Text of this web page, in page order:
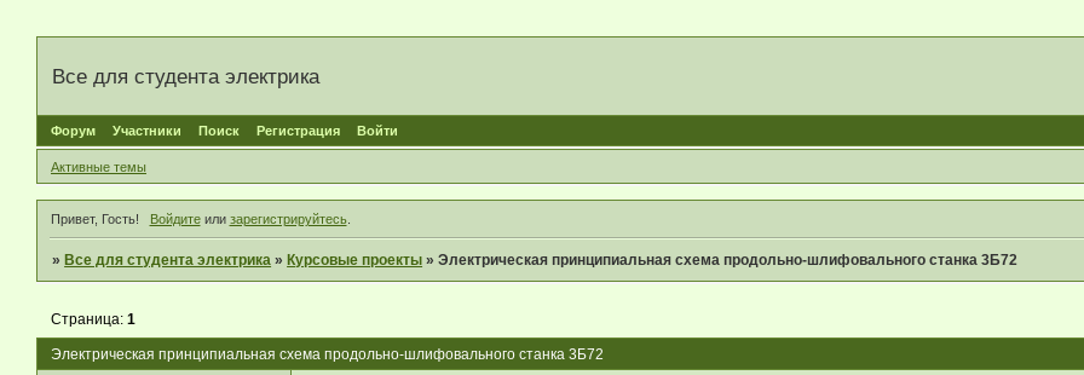
Все для студента электрика
Форум Участники Поиск Регистрация Войти
Активные темы
Привет, Гость! Войдитеили зарегистрируйтесь.
» Все для студента электрика » Курсовые проекты »Электрическая принципиальная схема продольно-шлифовального станка 3Б72
Электрическая принципиальная схема продольно-шлифовального станка 3Б72
Страница:1